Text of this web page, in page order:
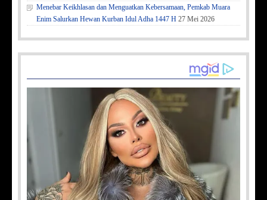
Menebar Keikhlasan dan Menguatkan Kebersamaan, Pemkab Muara
Enim Salurkan Hewan Kurban Idul Adha 1447 H 27 Mei 2026